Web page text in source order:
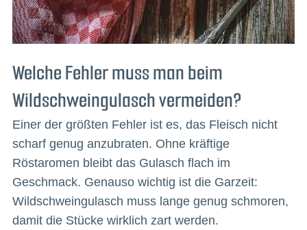
Welche Fehler muss man beim
Wildschweingulasch vermeiden?
Einer der größten Fehler ist es, das Fleisch nicht
scharf genug anzubraten. Ohne kräftige
Röstaromen bleibt das Gulasch flach im
Geschmack. Genauso wichtig ist die Garzeit:
Wildschweingulasch muss lange genug schmoren,
damit die Stücke wirklich zart werden.